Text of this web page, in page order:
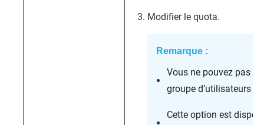
Modifier le quota.
Remarque :
Vous ne pouvez pas
groupe d’utilisateurs
Cette option est